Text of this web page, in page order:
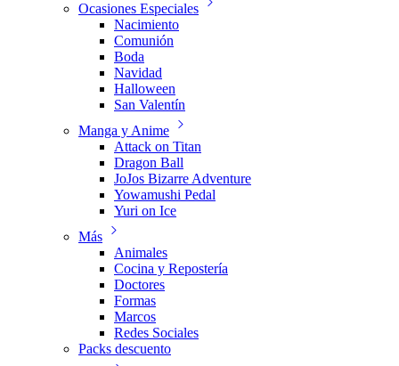
Ocasiones Especiales
Nacimiento
Comunión
Boda
Navidad
Halloween
San Valentín
Manga y Anime
Attack on Titan
Dragon Ball
JoJos Bizarre Adventure
Yowamushi Pedal
Yuri on Ice
Más
Animales
Cocina y Repostería
Doctores
Formas
Marcos
Redes Sociales
Packs descuento